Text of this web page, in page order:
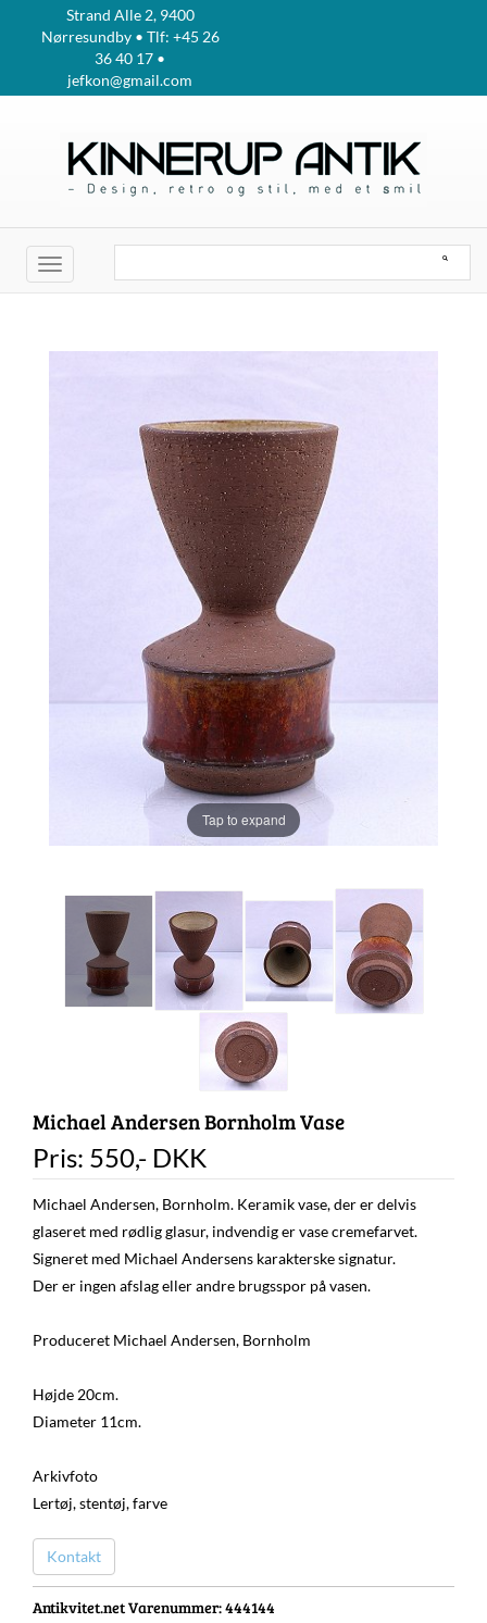
Strand Alle 2, 9400
Nørresundby • Tlf: +45 26
36 40 17 •
jefkon@gmail.com
Toggle
navigation
Tap to expand
Michael Andersen Bornholm Vase
Pris: 550,- DKK
Michael Andersen, Bornholm. Keramik vase, der er delvis
glaseret med rødlig glasur, indvendig er vase cremefarvet.
Signeret med Michael Andersens karakterske signatur.
Der er ingen afslag eller andre brugsspor på vasen.
Produceret Michael Andersen, Bornholm
Højde 20cm.
Diameter 11cm.
Arkivfoto
Lertøj, stentøj, farve
Kontakt
Antikvitet.net Varenummer: 444144